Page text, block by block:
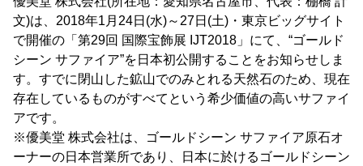
文)は、2018年1月24日(水)～27日(土)・東京ビッグサイト
で開催の「第29回 国際宝飾展 IJT2018」にて、“ゴールド
シーン サファイア”を日本初公開することをお知らせしま
す。すでに閉山した鉱山でのみとれる天然石のため、現在
存在しているものがすべてという希少価値の高いサファイ
アです。
※優美堂 株式会社は、ゴールドシーン サファイア原石オ
ーナーの日本営業所であり、日本に於けるゴールドシーン